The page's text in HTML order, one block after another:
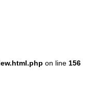
on line 156